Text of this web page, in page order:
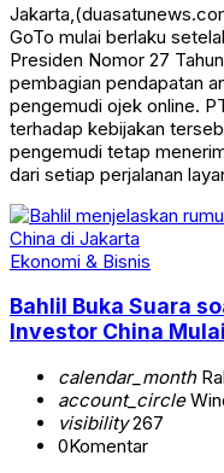
GoTo mulai berlaku
Presiden Nomor 27
pembagian pendapatan
pengemudi ojek online.
terhadap kebijakan
pengemudi tetap
dari setiap perjalanan
Ekonomi & Bisnis
Bahlil Buka Suara
Investor China
calendar_month
account_circle
visibility267
0Komentar